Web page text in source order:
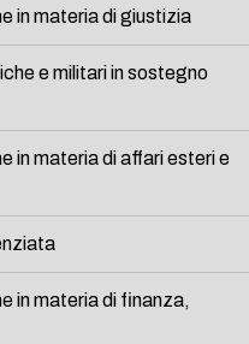
in materia di giustizia
e militari in sostegno
in materia di affari esteri e
in materia di finanza,